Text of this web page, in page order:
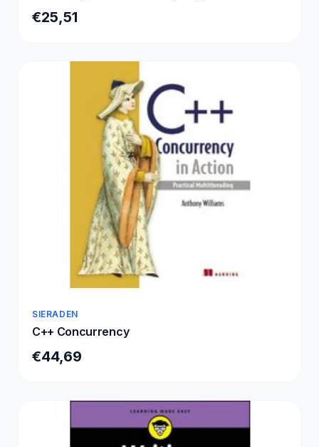
€25,51
SIERADEN
C++ Concurrency
€44,69